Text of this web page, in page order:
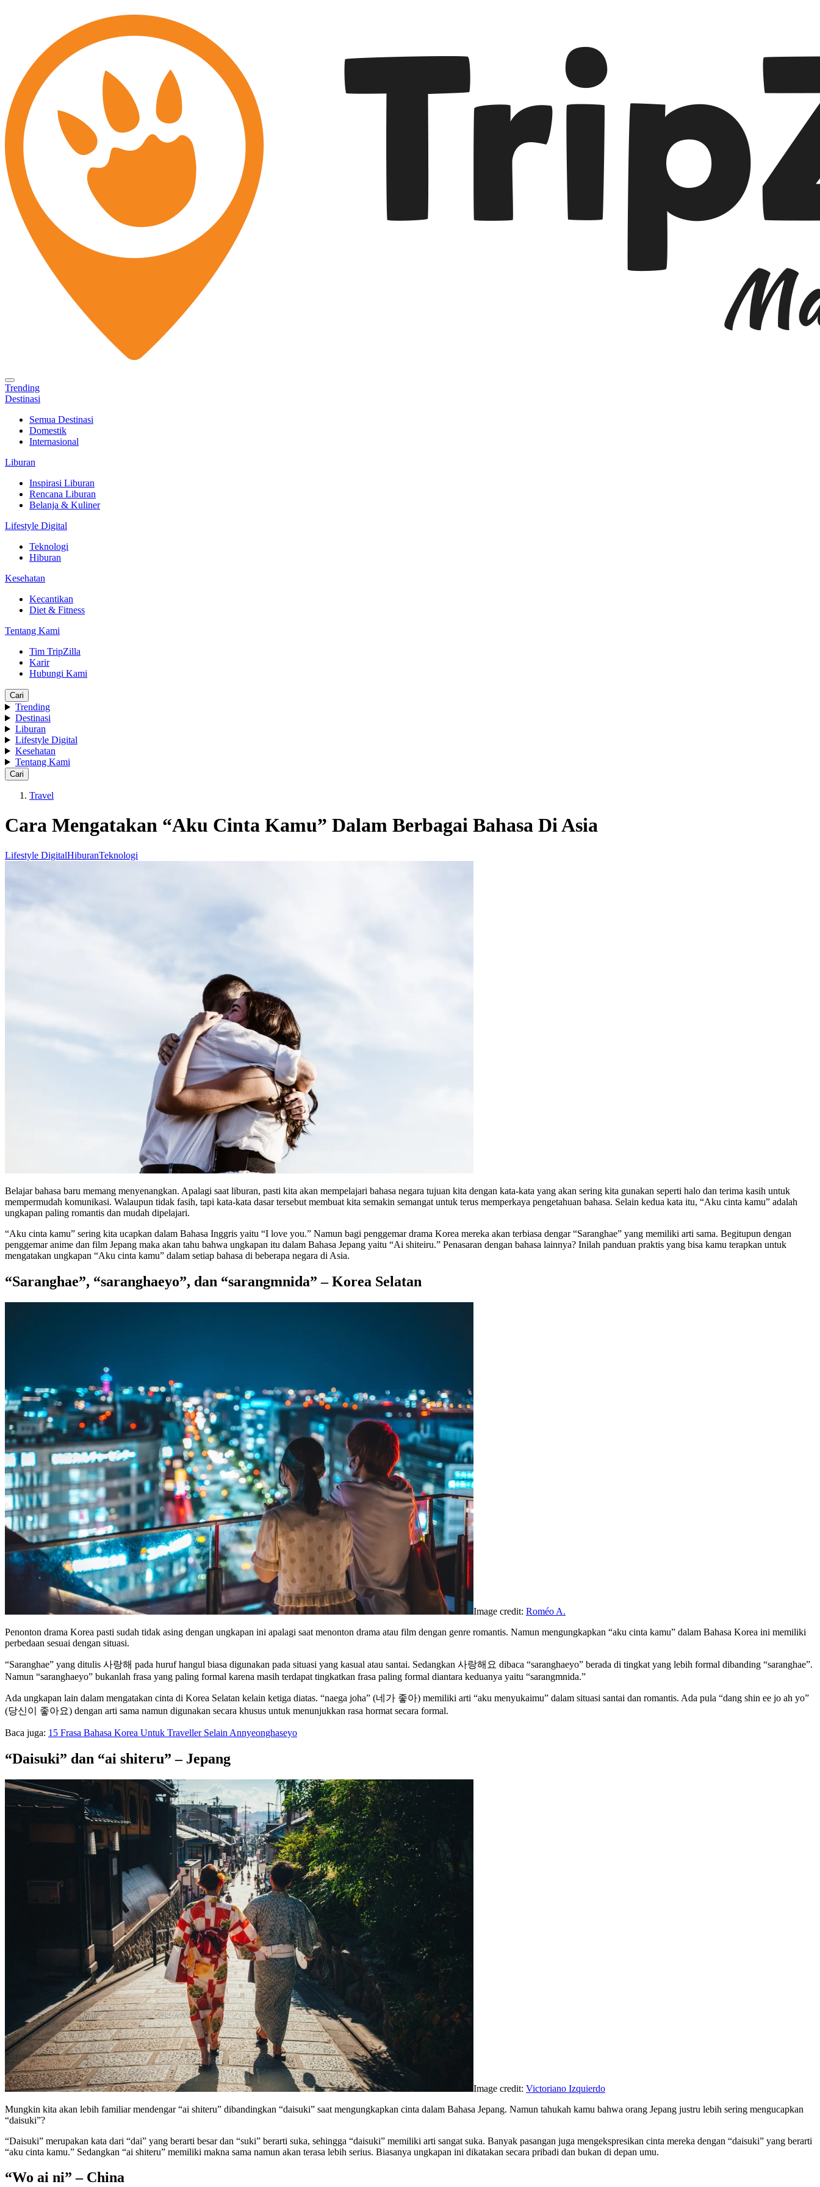
Trending
Destinasi
Semua Destinasi
Domestik
Internasional
Liburan
Inspirasi Liburan
Rencana Liburan
Belanja & Kuliner
Lifestyle Digital
Teknologi
Hiburan
Kesehatan
Kecantikan
Diet & Fitness
Tentang Kami
Tim TripZilla
Karir
Hubungi Kami
Cari
Trending
Destinasi
Liburan
Lifestyle Digital
Kesehatan
Tentang Kami
Cari
Travel
Cara Mengatakan “Aku Cinta Kamu” Dalam Berbagai Bahasa Di Asia
Lifestyle DigitalHiburanTeknologi
Belajar bahasa baru memang menyenangkan. Apalagi saat liburan, pasti kita akan mempelajari bahasa negara tujuan kita dengan kata-kata yang akan sering kita gunakan seperti halo dan terima kasih untuk
mempermudah komunikasi. Walaupun tidak fasih, tapi kata-kata dasar tersebut membuat kita semakin semangat untuk terus memperkaya pengetahuan bahasa. Selain kedua kata itu, “Aku cinta kamu” adalah
ungkapan paling romantis dan mudah dipelajari.
“Aku cinta kamu” sering kita ucapkan dalam Bahasa Inggris yaitu “I love you.” Namun bagi penggemar drama Korea mereka akan terbiasa dengar “Saranghae” yang memiliki arti sama. Begitupun dengan
penggemar anime dan film Jepang maka akan tahu bahwa ungkapan itu dalam Bahasa Jepang yaitu “Ai shiteiru.” Penasaran dengan bahasa lainnya? Inilah panduan praktis yang bisa kamu terapkan untuk
mengatakan ungkapan “Aku cinta kamu” dalam setiap bahasa di beberapa negara di Asia.
“Saranghae”, “saranghaeyo”, dan “sarangmnida” – Korea Selatan
Image credit: Roméo A.
Penonton drama Korea pasti sudah tidak asing dengan ungkapan ini apalagi saat menonton drama atau film dengan genre romantis. Namun mengungkapkan “aku cinta kamu” dalam Bahasa Korea ini memiliki
perbedaan sesuai dengan situasi.
“Saranghae” yang ditulis 사랑해 pada huruf hangul biasa digunakan pada situasi yang kasual atau santai. Sedangkan 사랑해요 dibaca “saranghaeyo” berada di tingkat yang lebih formal dibanding “saranghae”.
Namun “saranghaeyo” bukanlah frasa yang paling formal karena masih terdapat tingkatkan frasa paling formal diantara keduanya yaitu “sarangmnida.”
Ada ungkapan lain dalam mengatakan cinta di Korea Selatan kelain ketiga diatas. “naega joha” (네가 좋아) memiliki arti “aku menyukaimu” dalam situasi santai dan romantis. Ada pula “dang shin ee jo ah yo”
(당신이 좋아요) dengan arti sama namun digunakan secara khusus untuk menunjukkan rasa hormat secara formal.
Baca juga: 15 Frasa Bahasa Korea Untuk Traveller Selain Annyeonghaseyo
“Daisuki” dan “ai shiteru” – Jepang
Image credit: Victoriano Izquierdo
Mungkin kita akan lebih familiar mendengar “ai shiteru” dibandingkan “daisuki” saat mengungkapkan cinta dalam Bahasa Jepang. Namun tahukah kamu bahwa orang Jepang justru lebih sering mengucapkan
“daisuki”?
“Daisuki” merupakan kata dari “dai” yang berarti besar dan “suki” berarti suka, sehingga “daisuki” memiliki arti sangat suka. Banyak pasangan juga mengekspresikan cinta mereka dengan “daisuki” yang berarti
“aku cinta kamu.” Sedangkan “ai shiteru” memiliki makna sama namun akan terasa lebih serius. Biasanya ungkapan ini dikatakan secara pribadi dan bukan di depan umu.
“Wo ai ni” – China